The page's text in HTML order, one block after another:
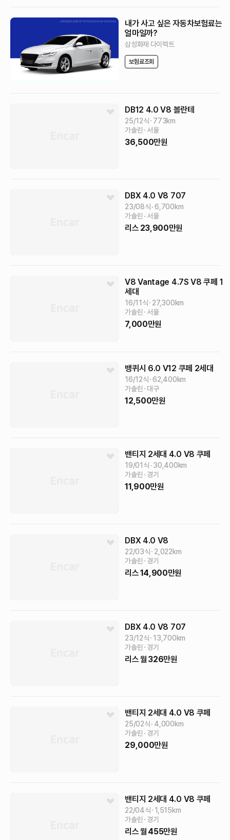
내가 사고 싶은 자동차보험료는
얼마일까?
삼성화재 다이렉트
보험료조회
DB12 4.0 V8 볼란테
25/12식 773km
가솔린
서울
36,500만원
DBX 4.0 V8 707
23/08식 6,700km
가솔린
서울
리스 23,900만원
V8 Vantage 4.7S V8 쿠페 1
세대
16/11식 27,300km
가솔린
서울
7,000만원
뱅퀴시 6.0 V12 쿠페 2세대
16/12식 62,400km
가솔린
대구
12,500만원
밴티지 2세대 4.0 V8 쿠페
19/01식 30,400km
가솔린
경기
11,900만원
DBX 4.0 V8
22/03식 2,022km
가솔린
경기
리스14,900만원
DBX 4.0 V8 707
23/12식 13,700km
가솔린
경기
리스월 326만원
밴티지 2세대 4.0 V8 쿠페
25/02식 4,000km
가솔린
경기
29,000만원
밴티지 2세대 4.0 V8 쿠페
22/04식 1,515km
가솔린
경기
리스월 455만원